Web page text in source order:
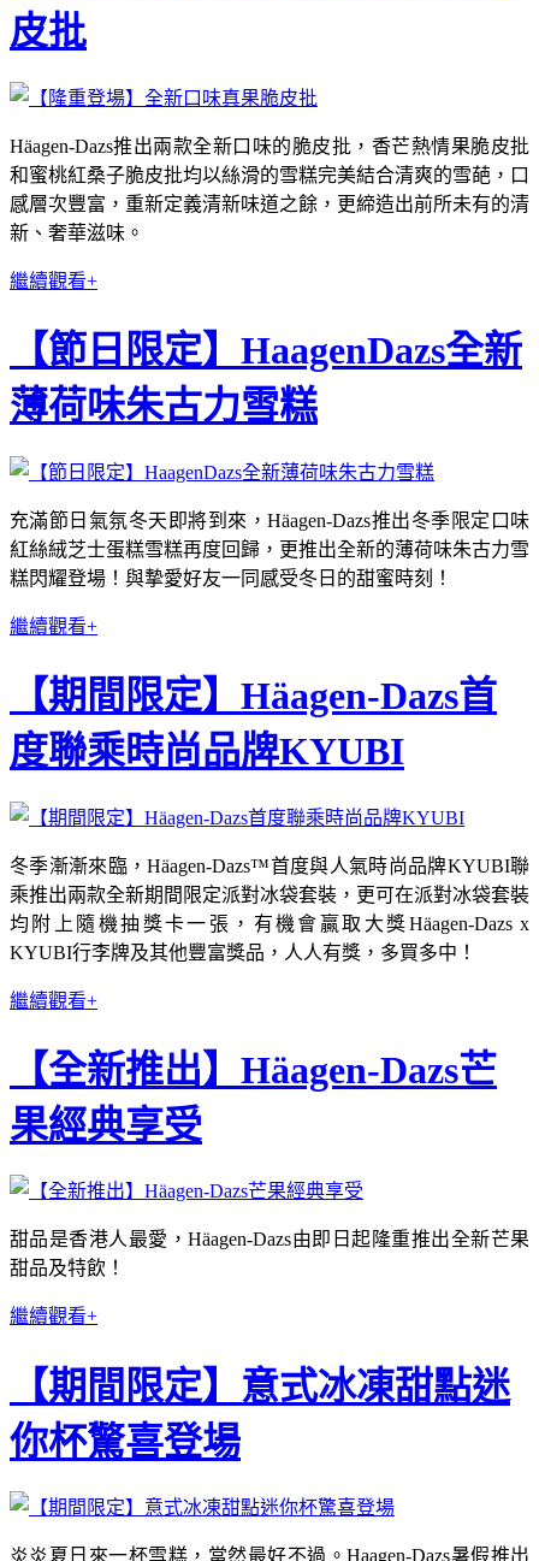
皮批
Häagen-Dazs推出兩款全新口味的脆皮批，香芒熱情果脆皮批
和蜜桃紅桑子脆皮批均以絲滑的雪糕完美結合清爽的雪葩，口
感層次豐富，重新定義清新味道之餘，更締造出前所未有的清
新、奢華滋味。
繼續觀看+
【節日限定】HaagenDazs全新
薄荷味朱古力雪糕
充滿節日氣氛冬天即將到來，Häagen-Dazs推出冬季限定口味
紅絲絨芝士蛋糕雪糕再度回歸，更推出全新的薄荷味朱古力雪
糕閃耀登場！與摯愛好友一同感受冬日的甜蜜時刻！
繼續觀看+
【期間限定】Häagen-Dazs首
度聯乘時尚品牌KYUBI
冬季漸漸來臨，Häagen-Dazs™首度與人氣時尚品牌KYUBI聯
乘推出兩款全新期間限定派對冰袋套裝，更可在派對冰袋套裝
均附上隨機抽獎卡一張，有機會贏取大獎Häagen-Dazs x
KYUBI行李牌及其他豐富獎品，人人有獎，多買多中！
繼續觀看+
【全新推出】Häagen-Dazs芒
果經典享受
甜品是香港人最愛，Häagen-Dazs由即日起隆重推出全新芒果
甜品及特飲！
繼續觀看+
【期間限定】意式冰凍甜點迷
你杯驚喜登場
炎炎夏日來一杯雪糕，當然最好不過。Haagen-Dazs暑假推出